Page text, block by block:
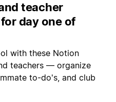
teacher
day one of
with these Notion
teachers — organize
to-do's, and club